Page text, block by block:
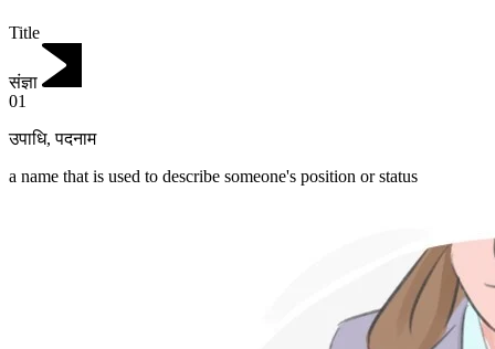
Title
संज्ञा
01
उपाधि,पदनाम
a name that is used to describe someone's position or status